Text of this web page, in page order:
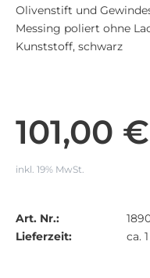
Olivenstift und
Messing poliert ohne
Kunststoff, schwarz
101,00 €
inkl. 19% MwSt.
Art. Nr.:
Lieferzeit:
ca.